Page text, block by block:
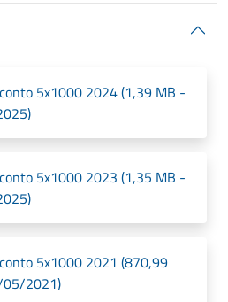
5x1000 2024 (1,39 MB -
5x1000 2023 (1,35 MB -
5x1000 2021 (870,99
05/2021)